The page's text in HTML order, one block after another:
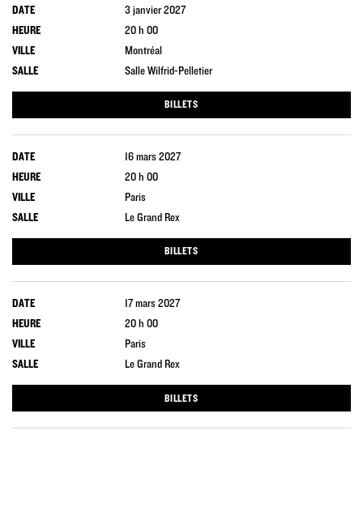
DATE
3 janvier 2027
HEURE
20 h 00
VILLE
Montréal
SALLE
Salle Wilfrid-Pelletier
BILLETS
DATE
16 mars 2027
HEURE
20 h 00
VILLE
Paris
SALLE
Le Grand Rex
BILLETS
DATE
17 mars 2027
HEURE
20 h 00
VILLE
Paris
SALLE
Le Grand Rex
BILLETS